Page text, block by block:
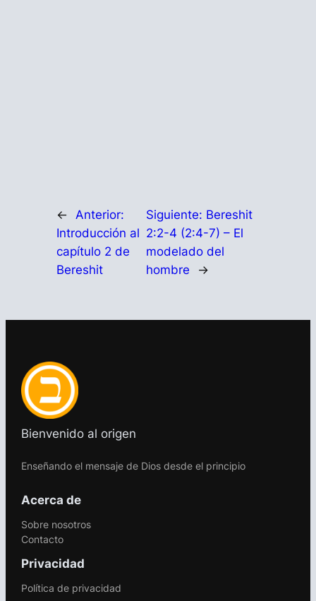
← Anterior:
Introducción al
capítulo 2 de
Bereshit
Siguiente: Bereshit
2:2-4 (2:4-7) – El
modelado del
hombre
→
Bienvenido al origen
Enseñando el mensaje de Dios desde el principio
Acerca de
Sobre nosotros
Contacto
Privacidad
Política de privacidad